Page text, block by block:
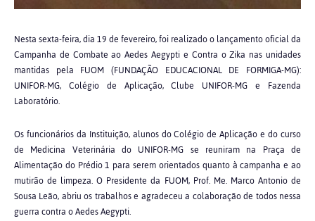
Nesta sexta-feira, dia 19 de fevereiro, foi realizado o lançamento oficial da
Campanha de Combate ao Aedes Aegypti e Contra o Zika nas unidades
mantidas pela FUOM (FUNDAÇÃO EDUCACIONAL DE FORMIGA-MG):
UNIFOR-MG, Colégio de Aplicação, Clube UNIFOR-MG e Fazenda
Laboratório.
Os funcionários da Instituição, alunos do Colégio de Aplicação e do curso
de Medicina Veterinária do UNIFOR-MG se reuniram na Praça de
Alimentação do Prédio 1 para serem orientados quanto à campanha e ao
mutirão de limpeza. O Presidente da FUOM, Prof. Me. Marco Antonio de
Sousa Leão, abriu os trabalhos e agradeceu a colaboração de todos nessa
guerra contra o Aedes Aegypti.